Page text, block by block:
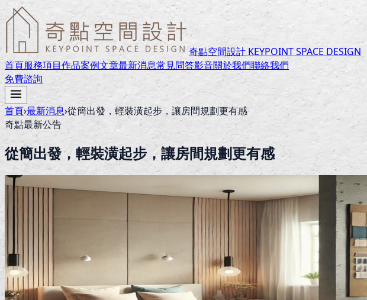
奇點空間設計 KEYPOINT SPACE DESIGN
首頁服務項目作品案例文章最新消息常見問答影音關於我們聯絡我們
免費諮詢
首頁›最新消息›從簡出發，輕裝潢起步，讓房間規劃更有感
奇點最新公告
從簡出發，輕裝潢起步，讓房間規劃更有感